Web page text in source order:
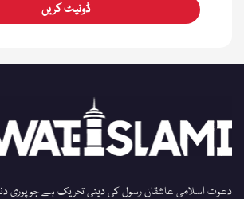
ڈونیٹ کریں
دعوت اسلامی عاشقان رسول کی دینی تحریک ہے جو پوری